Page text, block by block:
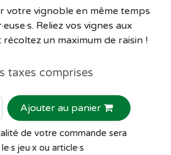
votre vignoble en même temps
Reliez vos vignes aux
un maximum de raisin !
taxes comprises
Ajouter au panier
de votre commande sera
jeu·x ou article·s